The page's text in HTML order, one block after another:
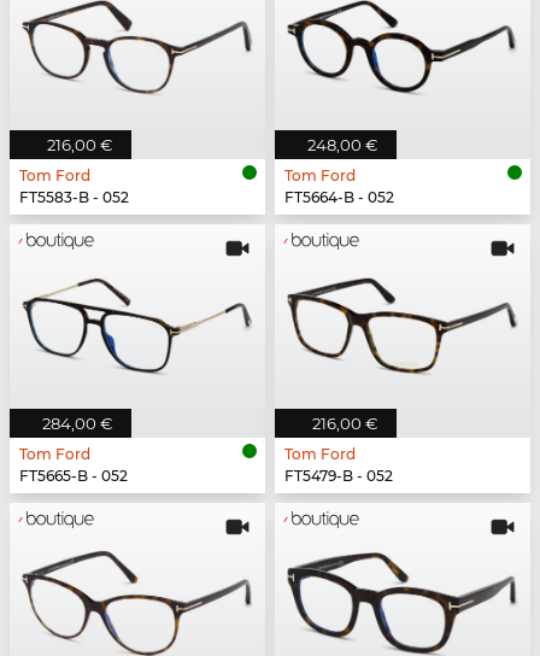
216,00 €
Tom Ford
FT5583-B - 052
248,00 €
Tom Ford
FT5664-B - 052
284,00 €
Tom Ford
FT5665-B - 052
216,00 €
Tom Ford
FT5479-B - 052